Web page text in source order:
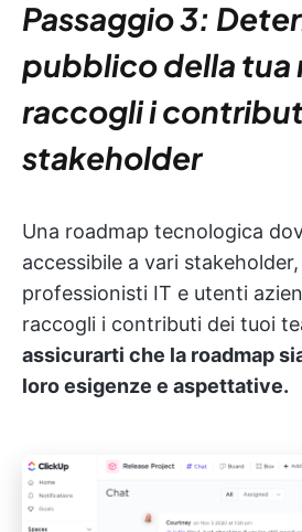
Passaggio 3:
pubblico della tua
raccogli i
stakeholder
Una roadmap tecnologica
accessibile a vari
professionisti IT e utenti
raccogli i contributi dei tuoi
assicurarti che la roadmap
loro esigenze e aspettative.